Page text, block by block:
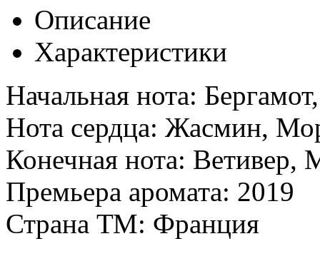
Описание
Характеристики
Начальная нота:
Нота сердца: Жасмин,
Конечная нота: Ветивер,
Премьера аромата: 2019
Страна ТМ: Франция